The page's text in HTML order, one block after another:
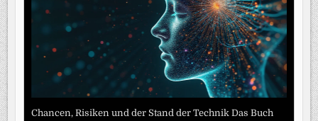
Chancen, Risiken und der Stand der Technik Das Buch